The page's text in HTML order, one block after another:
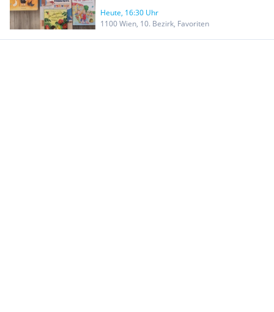
Heute, 16:30 Uhr
1100 Wien, 10. Bezirk, Favoriten